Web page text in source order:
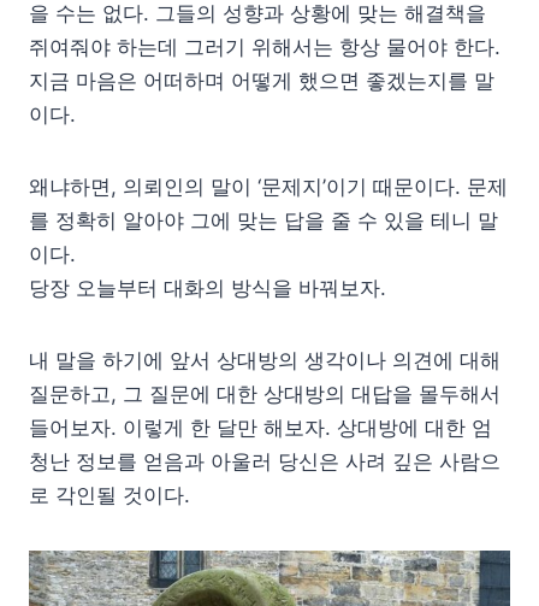
을 수는 없다. 그들의 성향과 상황에 맞는 해결책을
쥐여줘야 하는데 그러기 위해서는 항상 물어야 한다.
지금 마음은 어떠하며 어떻게 했으면 좋겠는지를 말
이다.
왜냐하면, 의뢰인의 말이 ‘문제지’이기 때문이다. 문제
를 정확히 알아야 그에 맞는 답을 줄 수 있을 테니 말
이다.
당장 오늘부터 대화의 방식을 바꿔보자.
내 말을 하기에 앞서 상대방의 생각이나 의견에 대해
질문하고, 그 질문에 대한 상대방의 대답을 몰두해서
들어보자. 이렇게 한 달만 해보자. 상대방에 대한 엄
청난 정보를 얻음과 아울러 당신은 사려 깊은 사람으
로 각인될 것이다.